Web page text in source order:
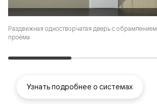
Раздвижная одностворчатая дверь с обрамлением
проёма
Узнать подробнее о системах